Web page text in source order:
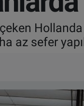
çeken
az sefer